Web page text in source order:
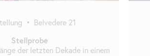
• Belvedere 21
Stellprobe
der letzten Dekade in einem